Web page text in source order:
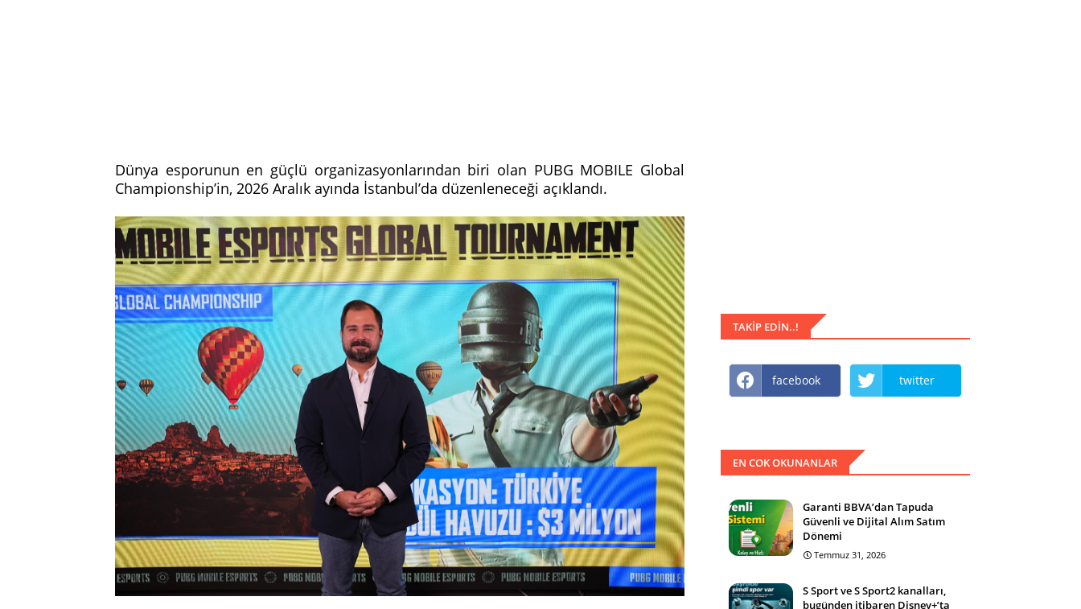
Dünya esporunun en güçlü organizasyonlarından biri olan PUBG MOBILE Global
Championship’in, 2026 Aralık ayında İstanbul’da düzenleneceği açıklandı.
TAKIP EDIN..!
facebook twitter
EN COK OKUNANLAR
Garanti BBVA’dan Tapuda
Güvenli ve Dijital Alım Satım
Dönemi
Temmuz 31, 2026
S Sport ve S Sport2 kanalları,
bugünden itibaren Disney+’ta